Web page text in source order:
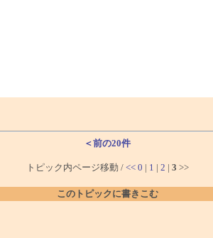
＜前の20件
トピック内ページ移動 / << 0 | 1 | 2 | 3 >>
このトピックに書きこむ